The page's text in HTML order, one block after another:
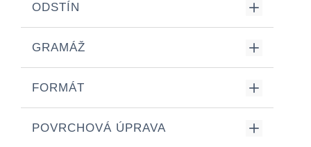
ODSTÍN
GRAMÁŽ
FORMÁT
POVRCHOVÁ ÚPRAVA